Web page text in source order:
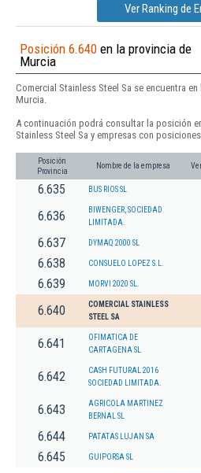
Ver Ranking de
Posición 6.640 en la provincia de
Murcia
Comercial Stainless Steel Sa se encuentra
Murcia.
A continuación podrá consultar la posición
Stainless Steel Sa y empresas con
Posición
Provincia
Nombre de la empresa
6.635 BUS RIOS SL
6.636
BIWENGER, SOCIEDAD
LIMITADA.
6.637 DYMAQ 2000 SL
6.638 CONSUELO LOPEZ S.L.
6.639 MORVI 2020 SL.
6.640
COMERCIAL STAINLESS
STEEL SA
6.641
OFIMATICA DE
CARTAGENA SL
6.642
CASH FUTURAL 2016
SOCIEDAD LIMITADA.
6.643
AGRICOLA MARTINEZ
BERNAL SL
6.644 PATATAS LUJAN SA
6.645 GUIPORSA SL